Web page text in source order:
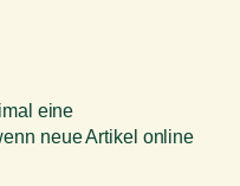
eine
neue Artikel online